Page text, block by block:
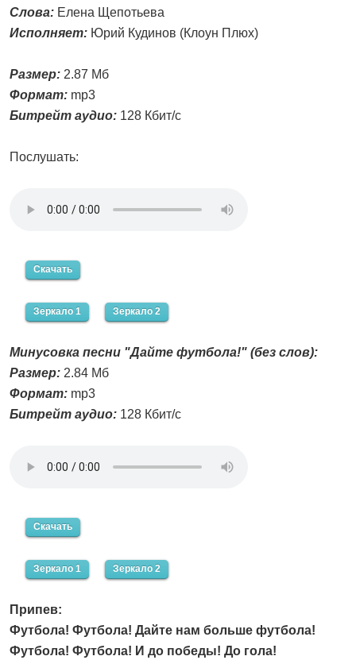
Слова: Елена Щепотьева
Исполняет: Юрий Кудинов (Клоун Плюх)
Размер: 2.87 Мб
Формат: mp3
Битрейт аудио: 128 Кбит/с
Послушать:
Скачать
Зеркало 1 Зеркало 2
Минусовка песни "Дайте футбола!" (без слов):
Размер: 2.84 Мб
Формат: mp3
Битрейт аудио: 128 Кбит/с
Скачать
Зеркало 1 Зеркало 2
Припев:
Футбола! Футбола! Дайте нам больше футбола!
Футбола! Футбола! И до победы! До гола!